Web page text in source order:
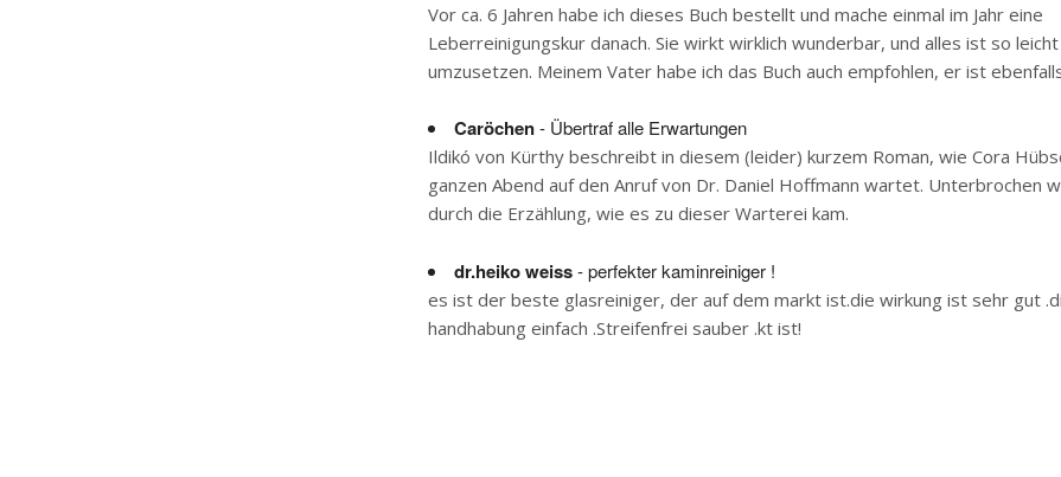
Vor ca. 6 Jahren habe ich dieses Buch bestellt und mache einmal im Jahr eine
Leberreinigungskur danach. Sie wirkt wirklich wunderbar, und alles ist so leicht
umzusetzen. Meinem Vater habe ich das Buch auch empfohlen, er ist
Caröchen- Übertraf alle Erwartungen
Ildikó von Kürthy beschreibt in diesem (leider) kurzem Roman, wie Cora
ganzen Abend auf den Anruf von Dr. Daniel Hoffmann wartet. Unterbrochen
durch die Erzählung, wie es zu dieser Warterei kam.
dr.heiko weiss- perfekter kaminreiniger !
es ist der beste glasreiniger, der auf dem markt ist.die wirkung ist sehr gut
handhabung einfach .Streifenfrei sauber .kt ist!